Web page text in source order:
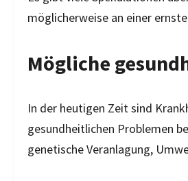
möglicherweise an einer
Mögliche
In der heutigen Zeit sind
gesundheitlichen Problemen
genetische Veranlagung,